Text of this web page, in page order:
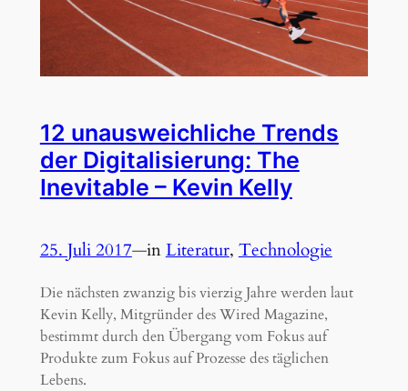
12 unausweichliche Trends
der Digitalisierung: The
Inevitable – Kevin Kelly
25. Juli 2017—inLiteratur, Technologie
Die nächsten zwanzig bis vierzig Jahre werden laut
Kevin Kelly, Mitgründer des Wired Magazine,
bestimmt durch den Übergang vom Fokus auf
Produkte zum Fokus auf Prozesse des täglichen
Lebens.